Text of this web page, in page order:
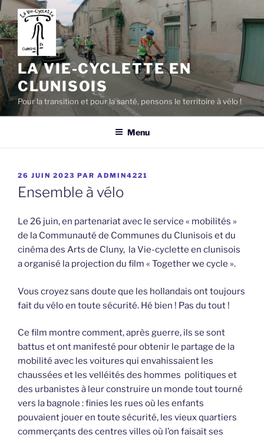
Aller
au
contenu
principal
LA VIE-CYCLETTE EN
CLUNISOIS
Pour la transition et pour la santé, pensons le territoire à vélo !
Menu
PUBLIÉ
LE
26 JUIN 2023 PAR ADMIN4221
Ensemble à vélo
Le 26 juin, en partenariat avec le service « mobilités »
de la Communauté de Communes du Clunisois et du
cinéma des Arts de Cluny, la Vie-cyclette en clunisois
a organisé la projection du film « Together we cycle ».
Vous croyez sans doute que les hollandais ont toujours
fait du vélo en toute sécurité. Hé bien ! Pas du tout !
Ce film montre comment, après guerre, ils se sont
battus et ont manifesté pour obtenir le partage de la
mobilité avec les voitures qui envahissaient les
chaussées et les velléités des hommes politiques et
des urbanistes à leur construire un monde tout tourné
vers la bagnole : finies les rues où les enfants
pouvaient jouer en toute sécurité, les vieux quartiers
commerçants des centres villes où l’on faisait ses